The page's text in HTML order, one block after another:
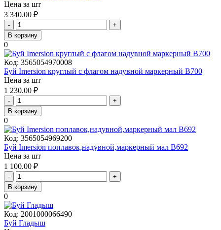
Цена за шт
3 340.00 ₽
-
+
В корзину
0
Код: 3565054970008
Буй Imersion круглый с флагом надувной маркерный B700
Цена за шт
1 230.00 ₽
-
+
В корзину
0
Код: 3565054969200
Буй Imersion поплавок,надувной,маркерный мал B692
Цена за шт
1 100.00 ₽
-
+
В корзину
0
Код: 2001000066490
Буй Гладыш